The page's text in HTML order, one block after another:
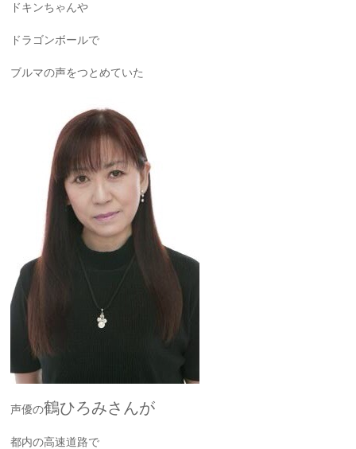
ドキンちゃんや
ドラゴンボールで
ブルマの声をつとめていた
声優の鶴ひろみさんが
都内の高速道路で